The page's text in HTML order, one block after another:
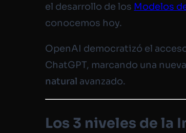
el desarrollo de los Modelos
conocemos hoy.
OpenAI democratizó el
ChatGPT, marcando una
natural avanzado.
Los 3 niveles de